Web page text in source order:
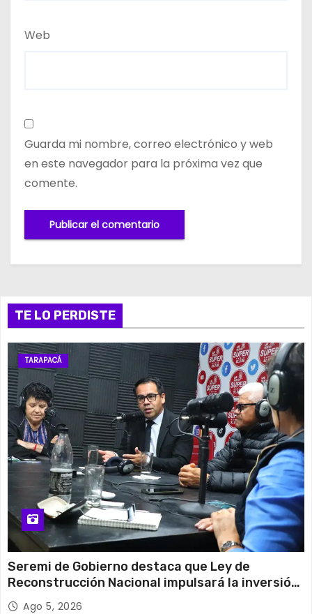
Web
Guarda mi nombre, correo electrónico y web
en este navegador para la próxima vez que
comente.
TE LO PERDISTE
TARAPACÁ
Seremi de Gobierno destaca que Ley de
Reconstrucción Nacional impulsará la inversión
y el empleo en Tarapacá
Ago 5, 2026